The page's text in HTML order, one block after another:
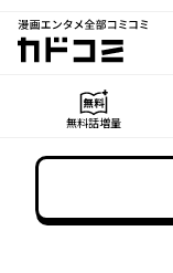
漫画エンタメ全部コ
カドコ
無料話増量